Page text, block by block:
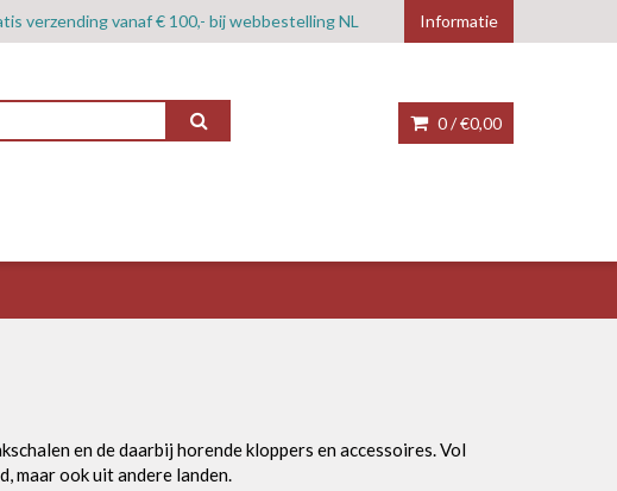
verzending vanaf € 100,- bij webbestelling NL Informatie
0 /€0,00
en de daarbij horende kloppers en accessoires. Vol
maar ook uit andere landen.